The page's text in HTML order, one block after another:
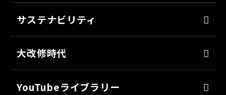
ミッチャクロン
パテ
上塗り
サフェーサー
各種書類のご依頼
会社見学
サステナビリティ
技術革新
大改修時代
YouTubeライブラリー